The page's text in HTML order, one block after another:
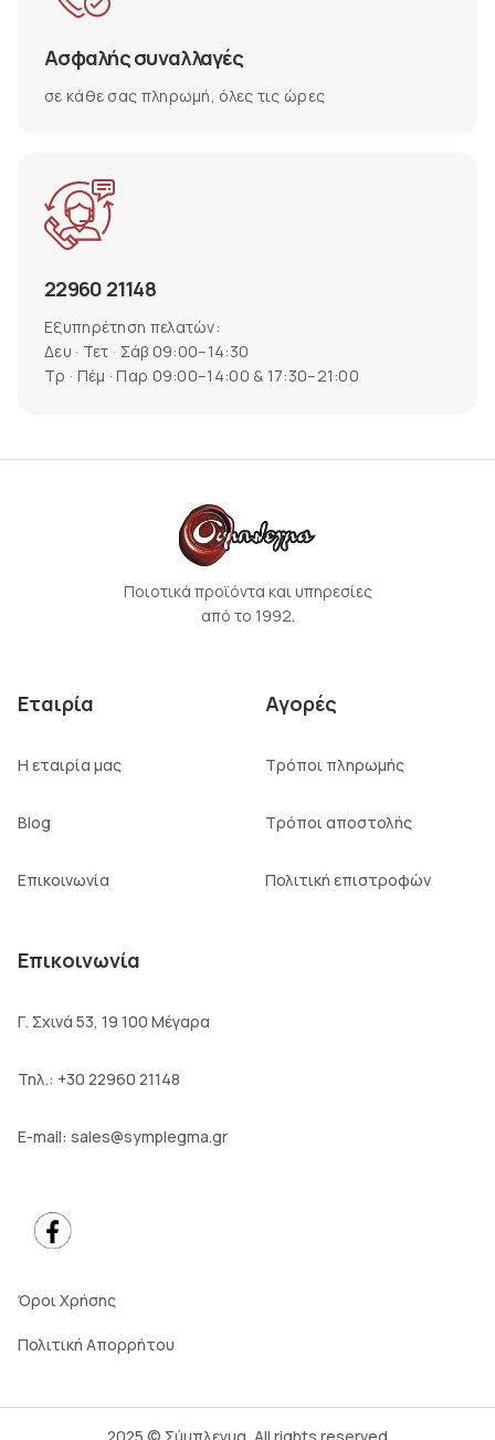
Ασφαλής συναλλαγές
σε κάθε σας πληρωμή, όλες τις ώρες
22960 21148
Εξυπηρέτηση πελατών:
Δευ · Τετ · Σάβ 09:00–14:30
Τρ · Πέμ · Παρ 09:00–14:00 & 17:30–21:00
Ποιοτικά προϊόντα και υπηρεσίες
από το 1992.
Εταιρία
Η εταιρία μας
Blog
Επικοινωνία
Αγορές
Τρόποι πληρωμής
Τρόποι αποστολής
Πολιτική επιστροφών
Επικοινωνία
Γ. Σχινά 53, 19 100 Μέγαρα
Τηλ.: +30 22960 21148
E-mail: sales@symplegma.gr
Όροι Χρήσης
Πολιτική Απορρήτου